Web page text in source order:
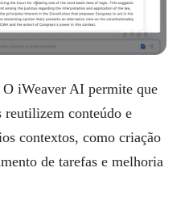
O iWeaver AI permite que
conteúdo e
contextos, como criação
de tarefas e melhoria